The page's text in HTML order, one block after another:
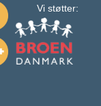
Vi støtter: